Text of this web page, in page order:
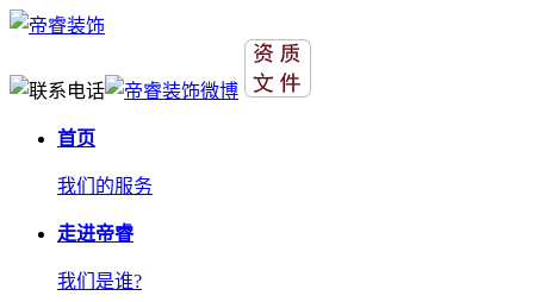
首页
我们的服务
走进帝睿
我们是谁?